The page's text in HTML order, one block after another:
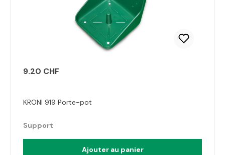
9.20 CHF
KRONI 919 Porte-pot
Support
Ajouter au panier